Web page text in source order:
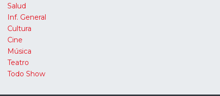
Salud
Inf. General
Cultura
Cine
Música
Teatro
Todo Show